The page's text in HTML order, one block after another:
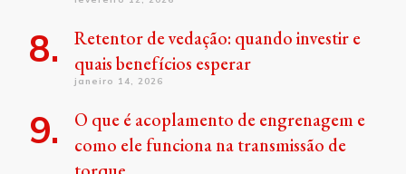
Retentor de vedação: quando investir e
quais benefícios esperar
janeiro 14, 2026
O que é acoplamento de engrenagem e
como ele funciona na transmissão de